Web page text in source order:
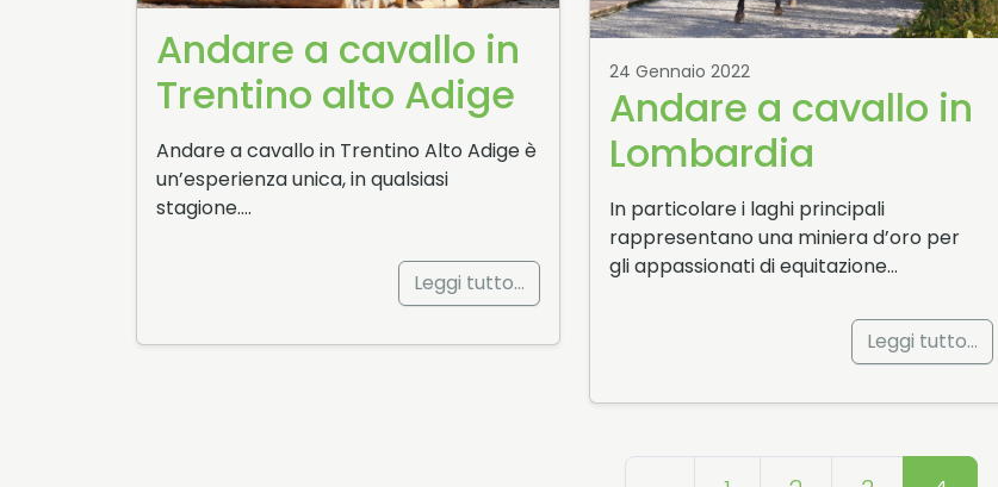
Andare a cavallo in
Trentino alto Adige
Andare a cavallo in Trentino Alto Adige è
un’esperienza unica, in qualsiasi
stagione….
Leggi tutto…
24 Gennaio 2022
Andare a cavallo in
Lombardia
In particolare i laghi principali
rappresentano una miniera d’oro per
gli appassionati di equitazione…
Leggi tutto…